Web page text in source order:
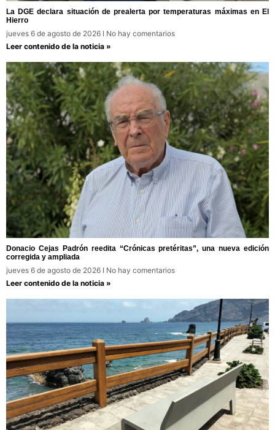
La DGE declara situación de prealerta por temperaturas máximas en El
Hierro
jueves 6 de agosto de 2026
No hay comentarios
Leer contenido de la noticia »
Donacio Cejas Padrón reedita “Crónicas pretéritas”, una nueva edición
corregida y ampliada
jueves 6 de agosto de 2026
No hay comentarios
Leer contenido de la noticia »